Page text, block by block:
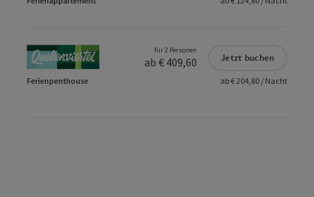
für 2 Personen
ab € 409,60 Jetzt buchen
Ferienpenthouse ab € 204,80 / Nacht